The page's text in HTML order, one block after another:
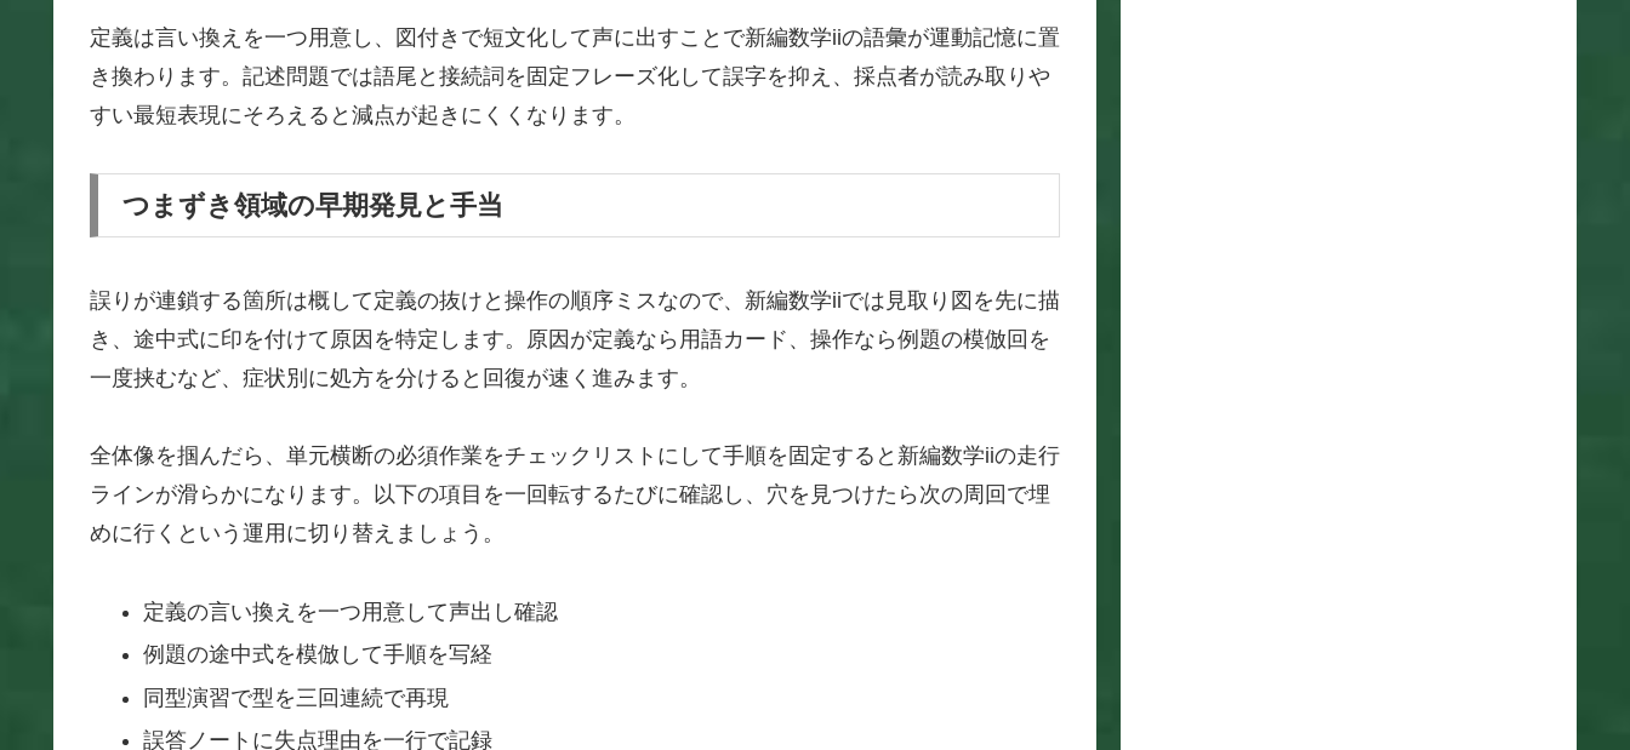
定義は言い換えを一つ用意し、図付きで短文化して声に出すことで新編数学iiの語彙が運動記憶に置
き換わります。記述問題では語尾と接続詞を固定フレーズ化して誤字を抑え、採点者が読み取りや
すい最短表現にそろえると減点が起きにくくなります。
つまずき領域の早期発見と手当
誤りが連鎖する箇所は概して定義の抜けと操作の順序ミスなので、新編数学iiでは見取り図を先に描
き、途中式に印を付けて原因を特定します。原因が定義なら用語カード、操作なら例題の模倣回を
一度挟むなど、症状別に処方を分けると回復が速く進みます。
全体像を掴んだら、単元横断の必須作業をチェックリストにして手順を固定すると新編数学iiの走行
ラインが滑らかになります。以下の項目を一回転するたびに確認し、穴を見つけたら次の周回で埋
めに行くという運用に切り替えましょう。
定義の言い換えを一つ用意して声出し確認
例題の途中式を模倣して手順を写経
同型演習で型を三回連続で再現
誤答ノートに失点理由を一行で記録